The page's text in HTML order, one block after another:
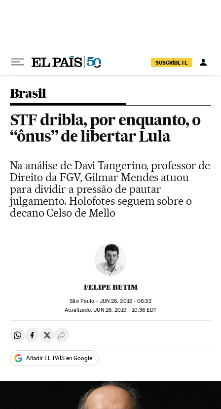
SUSCRÍBETE
Brasil
STF dribla, por enquanto, o
“ônus” de libertar Lula
Na análise de Davi Tangerino, professor de
Direito da FGV, Gilmar Mendes atuou
para dividir a pressão de pautar
julgamento. Holofotes seguem sobre o
decano Celso de Mello
FELIPE BETIM
São Paulo - JUN26, 2019 - 06:32
atualizado: JUN26, 2019 - 10:36 EDT
Compartir en Whatsapp
Compartir en Facebook
Compartir en Twitter
Desplegar Redes Sociales
Añadir EL PAÍS en Google